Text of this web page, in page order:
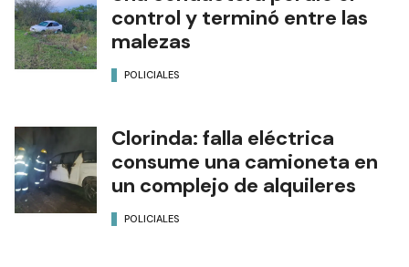
control y terminó entre las
malezas
POLICIALES
Clorinda: falla eléctrica
consume una camioneta en
un complejo de alquileres
POLICIALES